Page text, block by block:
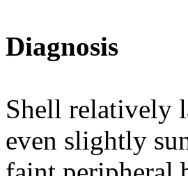
Diagnosis
Shell relatively
even slightly